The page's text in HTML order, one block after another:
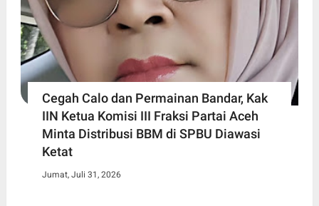
Cegah Calo dan Permainan Bandar, Kak
IIN Ketua Komisi III Fraksi Partai Aceh
Minta Distribusi BBM di SPBU Diawasi
Ketat
Jumat, Juli 31, 2026